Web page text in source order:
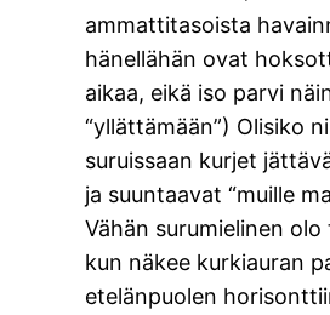
ammattitasoista
hänellähän ovat
aikaa, eikä iso parvi
“yllättämään”) Olisiko
suruissaan kurjet
ja suuntaavat “muille
Vähän surumielinen
kun näkee kurkiauran
etelänpuolen